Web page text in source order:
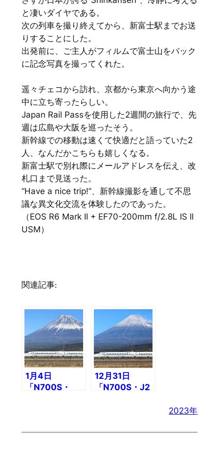
と凄いダイヤである。
次の列車を撮り終えてから、新富士駅までお送
りすることにした。
出発前に、ご主人がフィルムで富士山をバック
に記念写真を撮ってくれた。
遥々チェコから訪れ、京都から東京へ向かう途
中に立ち寄ったらしい。
Japan Rail Passを使用した2週間の旅行で、先
週は広島や大阪を巡ったそう。
新幹線での移動は速くて快適だと語っていた2
人、なんだかこちらも嬉しくなる。
新富士駅で別れ際にメールアドレスを伝え、改
札口まで見送った。
“Have a nice trip!”、新幹線撮影を通して不思
議な異文化交流を体験したのであった。
（EOS R6 Mark II + EF70-200mm f/2.8L IS II
USM）
関連記事:
1月4日
「N700S・
12月31日
「N700S・J2
2023年